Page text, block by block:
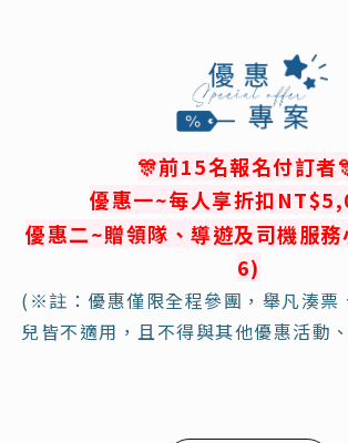
🎊前15名報名付訂者
優惠一~每人享折扣NT$
優惠二~贈領隊、導遊及司機服務
6)
(※註：優惠僅限全程參團，舉凡湊票
兒皆不適用，且不得與其他優惠活動